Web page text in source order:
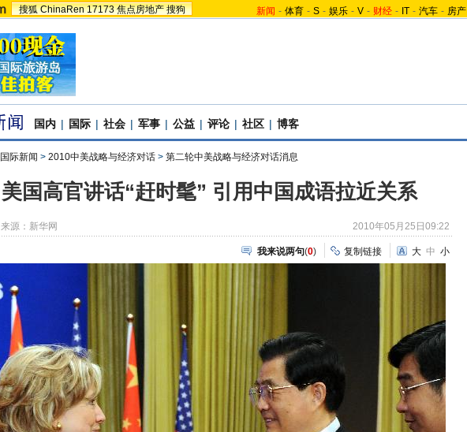
搜狐 ChinaRen 17173 焦点房地产 搜狗 新闻 - 体育 - S - 娱乐 - V - 财经 - IT - 汽车 - 房产
国内 | 国际 | 社会 | 军事 | 公益 | 评论 | 社区 | 博客
国际新闻 > 2010中美战略与经济对话 > 第二轮中美战略与经济对话消息
美国高官讲话“赶时髦” 引用中国成语拉近关系
来源： 新华网 2010年05月25日09:22
我来说两句(0) 复制链接 大 中 小